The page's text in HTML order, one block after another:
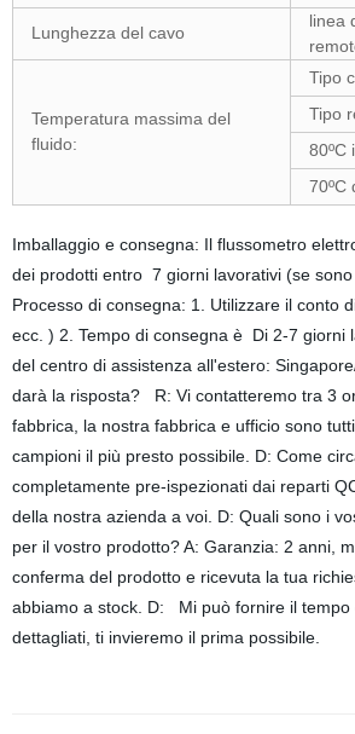
Lunghezza del cavo
linea
Temperatura massima del
fluido:
Tipo
Tipo
80ºC
70ºC
Imballaggio e consegna: Il flussometro
dei prodotti entro 7 giorni lavorativi (se
Processo di consegna: 1. Utilizzare il conto
ecc. ) 2. Tempo di consegna è Di 2-7 giorni
del centro di assistenza all'estero:
darà la risposta? R: Vi contatteremo tra 3
fabbrica, la nostra fabbrica e ufficio sono
campioni il più presto possibile. D: Come
completamente pre-ispezionati dai reparti
della nostra azienda a voi. D: Quali sono i
per il vostro prodotto? A: Garanzia: 2
conferma del prodotto e ricevuta la tua
abbiamo a stock. D: Mi può fornire il
dettagliati, ti invieremo il prima possibile.